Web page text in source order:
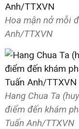
Hoa mận nở mỗi
Anh/TTXVN
Hang Chua Ta
điểm đến khám
Tuấn Anh/TTXVN